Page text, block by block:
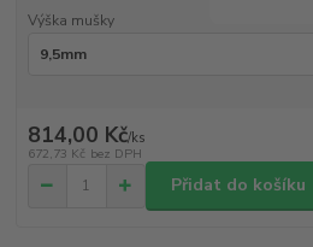
Výška mušky
814,00 Kč/ks
672,73 Kč bez DPH
Přidat do košíku